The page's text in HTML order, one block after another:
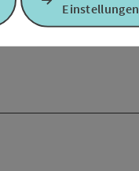
Einstellungen